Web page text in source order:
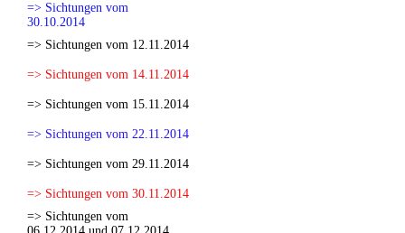
=> Sichtungen vom
30.10.2014
=> Sichtungen vom 12.11.2014
=> Sichtungen vom 14.11.2014
=> Sichtungen vom 15.11.2014
=> Sichtungen vom 22.11.2014
=> Sichtungen vom 29.11.2014
=> Sichtungen vom 30.11.2014
=> Sichtungen vom